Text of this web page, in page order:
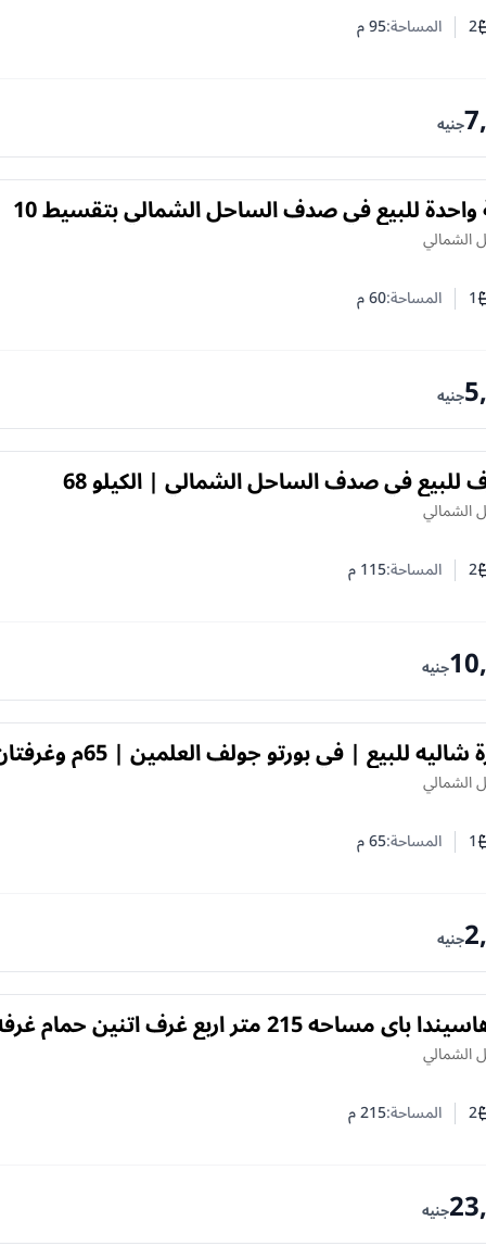
النوم
الحمامات2 المساحة:95م
جنيه
شاليه غرفة واحدة للبيع في صدف الساحل الشمالي بتقسيط 10
الشمالي
النوم
الحمامات1 المساحة:60م
جنيه
شاليه 3 غرف للبيع في صدف الساحل الشمالي | الكيلو 68
الشمالي
النوم
الحمامات2 المساحة:115م
جنيه
فرصة مميزة شاليه للبيع | في بورتو جولف العلمين |
الشمالي
النوم
الحمامات1 المساحة:65م
جنيه
شاليه في هاسيندا باي مساحه 215 متر
الشمالي
النوم
الحمامات2 المساحة:215م
جنيه